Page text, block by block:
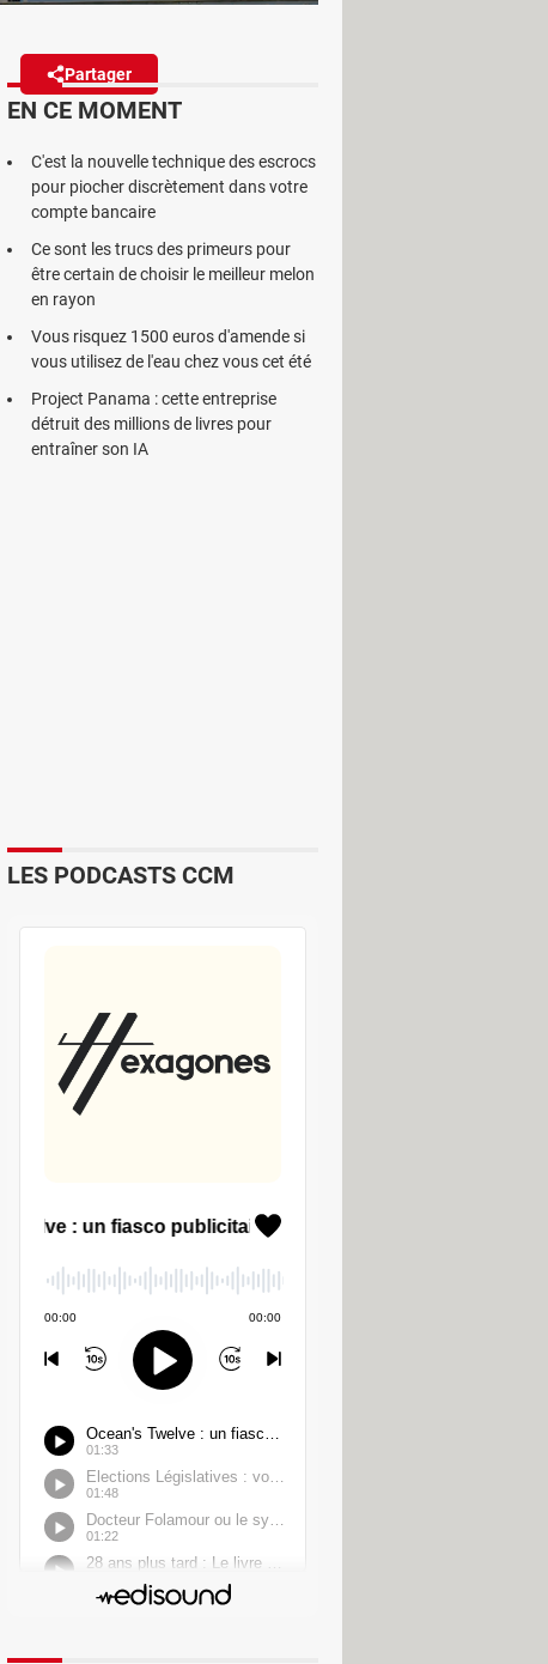
Partager
malgré les réticences de
télécoms doivent
du territoire. Le déploiement
le pays restant
1990, la 2G a marqué les
générations ont largement
repoussé l'échéance plusieurs fois,
technique des réseaux mobiles
des antennes, dont 20 à
l'empreinte carbone du réseau
la 4G et la
technologies de
technologies 4G et 5G, ce qui va
en fonction des
également prévu sa disparition
EN CE MOMENT
C'est la nouvelle technique des escrocs
pour piocher discrètement dans votre
compte bancaire
Ce sont les trucs des primeurs pour
être certain de choisir le meilleur melon
en rayon
Vous risquez 1500 euros d'amende si
vous utilisez de l'eau chez vous cet été
Project Panama : cette entreprise
détruit des millions de livres pour
entraîner son IA
LES PODCASTS CCM